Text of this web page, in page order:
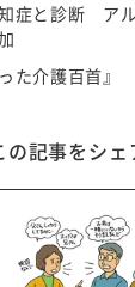
症と診断 ア
た介護百首』
の記事をシェ